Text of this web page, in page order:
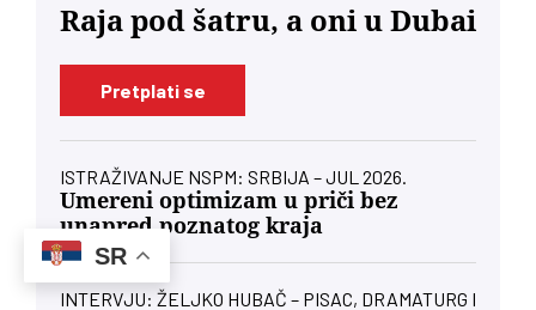
Raja pod šatru, a oni u Dubai
Pretplati se
ISTRAŽIVANJE NSPM: SRBIJA – JUL 2026.
Umereni optimizam u priči bez
unapred poznatog kraja
INTERVJU: ŽELJKO HUBAČ – PISAC, DRAMATURG I
SR